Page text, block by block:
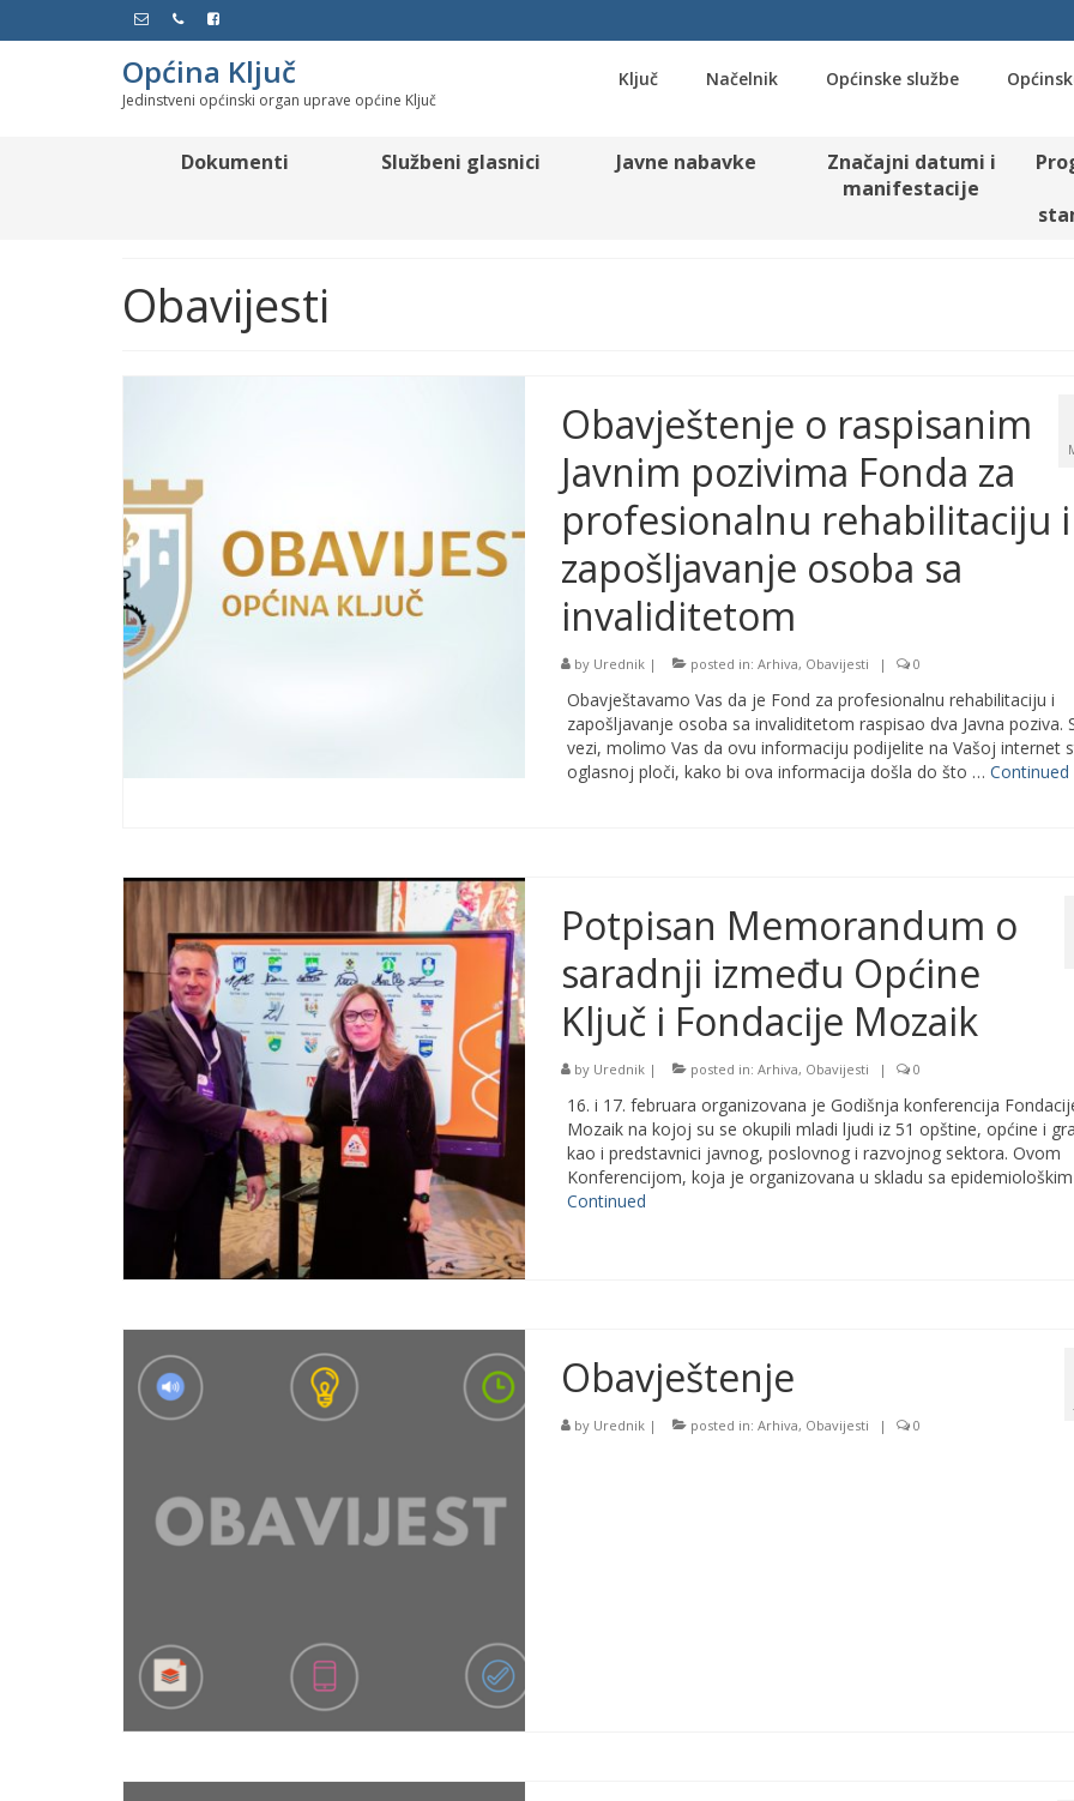
Općina Ključ
Jedinstveni općinski organ uprave općine Ključ
Ključ Načelnik Općinske službe
Dokumenti Službeni glasnici Javne nabavke
Značajni datumi i
manifestacije
Obavijesti
Obavještenje o raspisanim
Javnim pozivima Fonda za
profesionalnu rehabilitaciju i
zapošljavanje osoba sa
invaliditetom
by Urednik| posted in: Arhiva, Obavijesti | 0
Obavještavamo Vas da je Fond za profesionalnu rehabilitaciju i
zapošljavanje osoba sa invaliditetom raspisao dva Javna poziva.
vezi, molimo Vas da ovu informaciju podijelite na Vašoj internet
oglasnoj ploči, kako bi ova informacija došla do što … Continued
Potpisan Memorandum o
saradnji između Općine
Ključ i Fondacije Mozaik
by Urednik| posted in: Arhiva, Obavijesti | 0
16. i 17. februara organizovana je Godišnja konferencija
Mozaik na kojoj su se okupili mladi ljudi iz 51 opštine, općine i
kao i predstavnici javnog, poslovnog i razvojnog sektora. Ovom
Konferencijom, koja je organizovana u skladu sa
Continued
Obavještenje
by Urednik| posted in: Arhiva, Obavijesti | 0